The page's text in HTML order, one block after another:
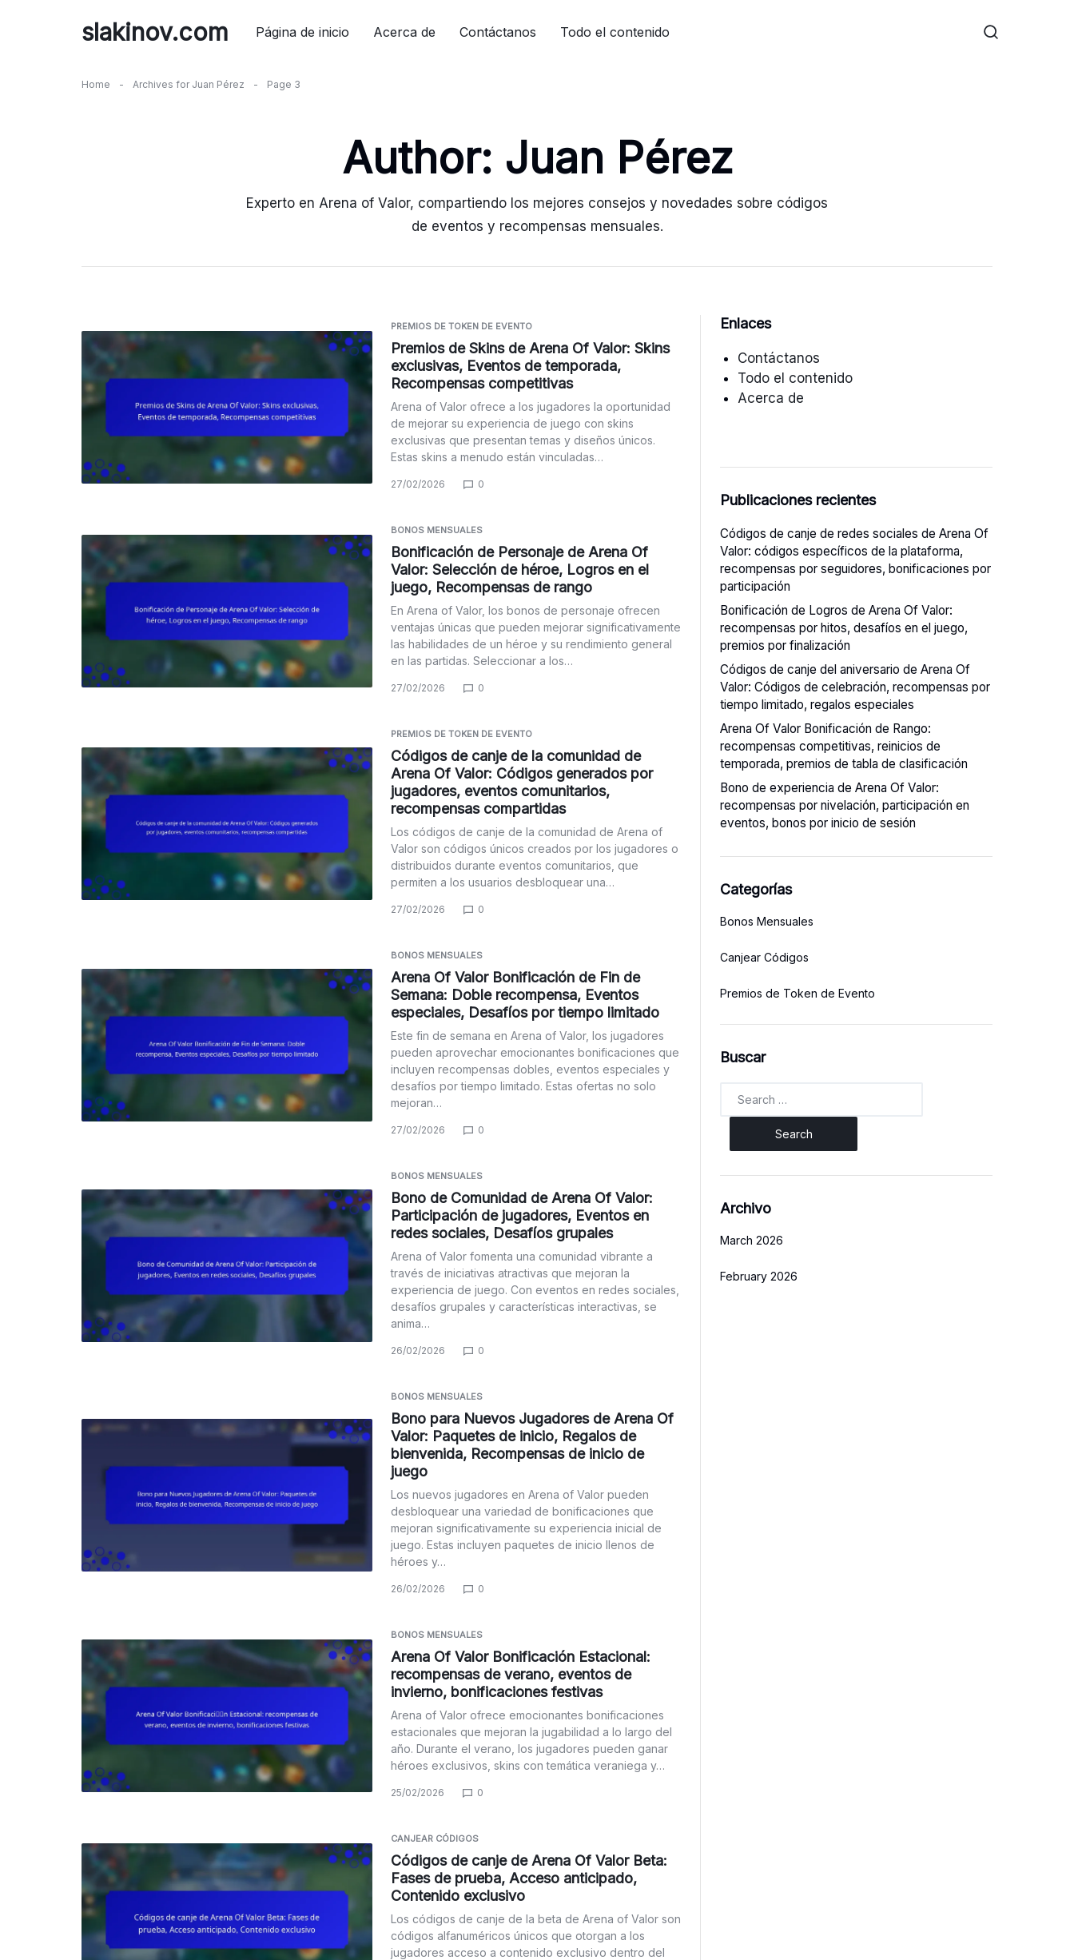
slakinov.com Página de inicio Acerca de Contáctanos Todo el contenido
Home - Archives for Juan Pérez - Page 3
Author: Juan Pérez
Experto en Arena of Valor, compartiendo los mejores consejos y novedades sobre códigos
de eventos y recompensas mensuales.
PREMIOS DE TOKEN DE EVENTO
Premios de Skins de Arena Of Valor: Skins
exclusivas, Eventos de temporada,
Recompensas competitivas
Arena of Valor ofrece a los jugadores la oportunidad
de mejorar su experiencia de juego con skins
exclusivas que presentan temas y diseños únicos.
Estas skins a menudo están vinculadas…
27/02/2026 0
BONOS MENSUALES
Bonificación de Personaje de Arena Of
Valor: Selección de héroe, Logros en el
juego, Recompensas de rango
En Arena of Valor, los bonos de personaje ofrecen
ventajas únicas que pueden mejorar significativamente
las habilidades de un héroe y su rendimiento general
en las partidas. Seleccionar a los…
27/02/2026 0
PREMIOS DE TOKEN DE EVENTO
Códigos de canje de la comunidad de
Arena Of Valor: Códigos generados por
jugadores, eventos comunitarios,
recompensas compartidas
Los códigos de canje de la comunidad de Arena of
Valor son códigos únicos creados por los jugadores o
distribuidos durante eventos comunitarios, que
permiten a los usuarios desbloquear una…
27/02/2026 0
BONOS MENSUALES
Arena Of Valor Bonificación de Fin de
Semana: Doble recompensa, Eventos
especiales, Desafíos por tiempo limitado
Este fin de semana en Arena of Valor, los jugadores
pueden aprovechar emocionantes bonificaciones que
incluyen recompensas dobles, eventos especiales y
desafíos por tiempo limitado. Estas ofertas no solo
mejoran…
27/02/2026 0
BONOS MENSUALES
Bono de Comunidad de Arena Of Valor:
Participación de jugadores, Eventos en
redes sociales, Desafíos grupales
Arena of Valor fomenta una comunidad vibrante a
través de iniciativas atractivas que mejoran la
experiencia de juego. Con eventos en redes sociales,
desafíos grupales y características interactivas, se
anima…
26/02/2026 0
BONOS MENSUALES
Bono para Nuevos Jugadores de Arena Of
Valor: Paquetes de inicio, Regalos de
bienvenida, Recompensas de inicio de
juego
Los nuevos jugadores en Arena of Valor pueden
desbloquear una variedad de bonificaciones que
mejoran significativamente su experiencia inicial de
juego. Estas incluyen paquetes de inicio llenos de
héroes y…
26/02/2026 0
BONOS MENSUALES
Arena Of Valor Bonificación Estacional:
recompensas de verano, eventos de
invierno, bonificaciones festivas
Arena of Valor ofrece emocionantes bonificaciones
estacionales que mejoran la jugabilidad a lo largo del
año. Durante el verano, los jugadores pueden ganar
héroes exclusivos, skins con temática veraniega y…
25/02/2026 0
CANJEAR CÓDIGOS
Códigos de canje de Arena Of Valor Beta:
Fases de prueba, Acceso anticipado,
Contenido exclusivo
Los códigos de canje de la beta de Arena of Valor son
códigos alfanuméricos únicos que otorgan a los
jugadores acceso a contenido exclusivo dentro del
Enlaces
Contáctanos
Todo el contenido
Acerca de
Publicaciones recientes
Códigos de canje de redes sociales de Arena Of
Valor: códigos específicos de la plataforma,
recompensas por seguidores, bonificaciones por
participación
Bonificación de Logros de Arena Of Valor:
recompensas por hitos, desafíos en el juego,
premios por finalización
Códigos de canje del aniversario de Arena Of
Valor: Códigos de celebración, recompensas por
tiempo limitado, regalos especiales
Arena Of Valor Bonificación de Rango:
recompensas competitivas, reinicios de
temporada, premios de tabla de clasificación
Bono de experiencia de Arena Of Valor:
recompensas por nivelación, participación en
eventos, bonos por inicio de sesión
Categorías
Bonos Mensuales
Canjear Códigos
Premios de Token de Evento
Buscar
Archivo
March 2026
February 2026